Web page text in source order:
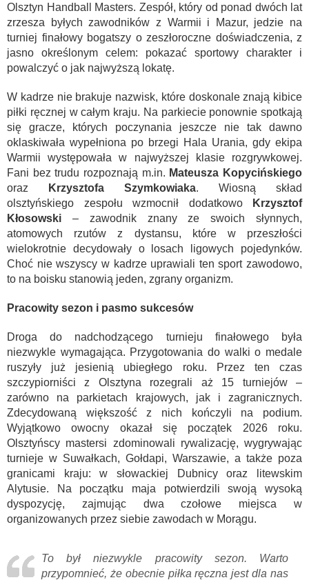
Olsztyn Handball Masters. Zespół, który od ponad dwóch lat
zrzesza byłych zawodników z Warmii i Mazur, jedzie na
turniej finałowy bogatszy o zeszłoroczne doświadczenia, z
jasno określonym celem: pokazać sportowy charakter i
powalczyć o jak najwyższą lokatę.
W kadrze nie brakuje nazwisk, które doskonale znają kibice
piłki ręcznej w całym kraju. Na parkiecie ponownie spotkają
się gracze, których poczynania jeszcze nie tak dawno
oklaskiwała wypełniona po brzegi Hala Urania, gdy ekipa
Warmii występowała w najwyższej klasie rozgrywkowej.
Fani bez trudu rozpoznają m.in. Mateusza Kopycińskiego
oraz
Krzysztofa Szymkowiaka. Wiosną skład
olsztyńskiego zespołu wzmocnił dodatkowo
Krzysztof
Kłosowski – zawodnik znany ze swoich słynnych,
atomowych rzutów z dystansu, które w przeszłości
wielokrotnie decydowały o losach ligowych pojedynków.
Choć nie wszyscy w kadrze uprawiali ten sport zawodowo,
to na boisku stanowią jeden, zgrany organizm.
Pracowity sezon i pasmo sukcesów
Droga do nadchodzącego turnieju finałowego była
niezwykle wymagająca. Przygotowania do walki o medale
ruszyły już jesienią ubiegłego roku. Przez ten czas
szczypiorniści z Olsztyna rozegrali aż 15 turniejów –
zarówno na parkietach krajowych, jak i zagranicznych.
Zdecydowaną większość z nich kończyli na podium.
Wyjątkowo owocny okazał się początek 2026 roku.
Olsztyńscy mastersi zdominowali rywalizację, wygrywając
turnieje w Suwałkach, Gołdapi, Warszawie, a także poza
granicami kraju: w słowackiej Dubnicy oraz litewskim
Alytusie. Na początku maja potwierdzili swoją wysoką
dyspozycję, zajmując dwa czołowe miejsca w
organizowanych przez siebie zawodach w Morągu.
To był niezwykle pracowity sezon. Warto
przypomnieć, że obecnie piłka ręczna jest dla nas